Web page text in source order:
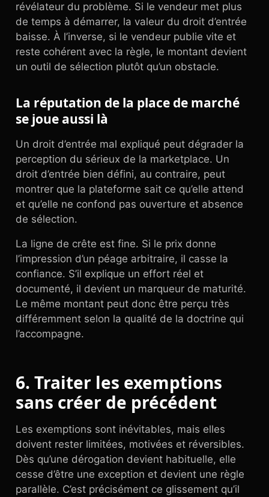
révélateur du problème. Si le vendeur met plus
de temps à démarrer, la valeur du droit d’entrée
baisse. À l’inverse, si le vendeur publie vite et
reste cohérent avec la règle, le montant devient
un outil de sélection plutôt qu’un obstacle.
La réputation de la place de marché
se joue aussi là
Un droit d’entrée mal expliqué peut dégrader la
perception du sérieux de la marketplace. Un
droit d’entrée bien défini, au contraire, peut
montrer que la plateforme sait ce qu’elle attend
et qu’elle ne confond pas ouverture et absence
de sélection.
La ligne de crête est fine. Si le prix donne
l’impression d’un péage arbitraire, il casse la
confiance. S’il explique un effort réel et
documenté, il devient un marqueur de maturité.
Le même montant peut donc être perçu très
différemment selon la qualité de la doctrine qui
l’accompagne.
6. Traiter les exemptions
sans créer de précédent
Les exemptions sont inévitables, mais elles
doivent rester limitées, motivées et réversibles.
Dès qu’une dérogation devient habituelle, elle
cesse d’être une exception et devient une règle
parallèle. C’est précisément ce glissement qu’il